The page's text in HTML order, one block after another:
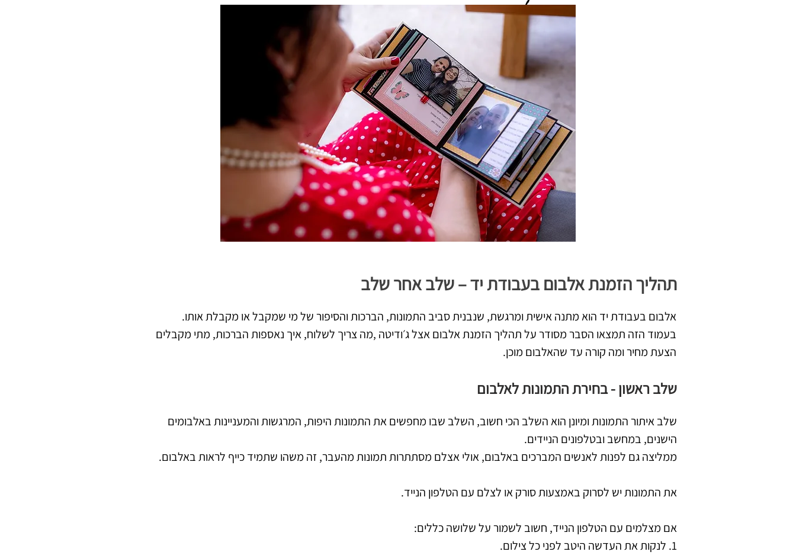
תהליך הזמנת אלבום בעבודת יד – שלב אחר שלב
אלבום בעבודת יד הוא מתנה אישית ומרגשת, שנבנית סביב התמונות, הברכות והסיפור של מי שמקבל או מקבלת אותו.
בעמוד הזה תמצאו הסבר מסודר על תהליך הזמנת אלבום אצל ג׳ודיטה ,מה צריך לשלוח, איך נאספות הברכות, מתי מקבלים
הצעת מחיר ומה קורה עד שהאלבום מוכן.
שלב ראשון - בחירת התמונות לאלבום
שלב איתור התמונות ומיונן הוא השלב הכי חשוב, השלב שבו מחפשים את התמונות היפות, המרגשות והמעניינות באלבומים
הישנים, במחשב ובטלפונים הניידים.
ממליצה גם לפנות לאנשים המברכים באלבום, אולי אצלם מסתתרות תמונות מהעבר, זה משהו שתמיד כייף לראות באלבום.
את התמונות יש לסרוק באמצעות סורק או לצלם עם הטלפון הנייד.
אם מצלמים עם הטלפון הנייד, חשוב לשמור על שלושה כללים:
1. לנקות את העדשה היטב לפני כל צילום.